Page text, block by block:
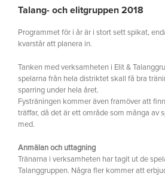
Talang- och elitgruppen 2018
Programmet för i år är i stort sett spikat,
kvarstår att planera in.
Tanken med verksamheten i Elit &
spelarna från hela distriktet skall få bra
sparring under hela året.
Fysträningen kommer även framöver att
träffar, då det är ett område som många av
med.
Anmälan och uttagning
Tränarna i verksamheten har tagit ut de
Talanggruppen. Några fler kommer att